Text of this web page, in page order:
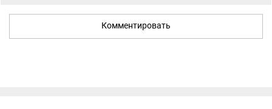
Комментировать